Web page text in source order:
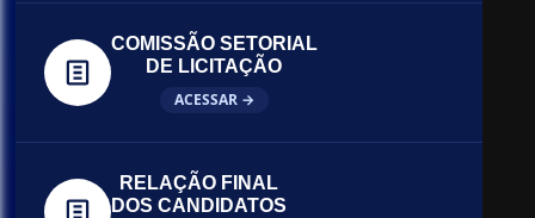
COMISSÃO SETORIAL
DE LICITAÇÃO
ACESSAR →
RELAÇÃO FINAL
DOS CANDIDATOS